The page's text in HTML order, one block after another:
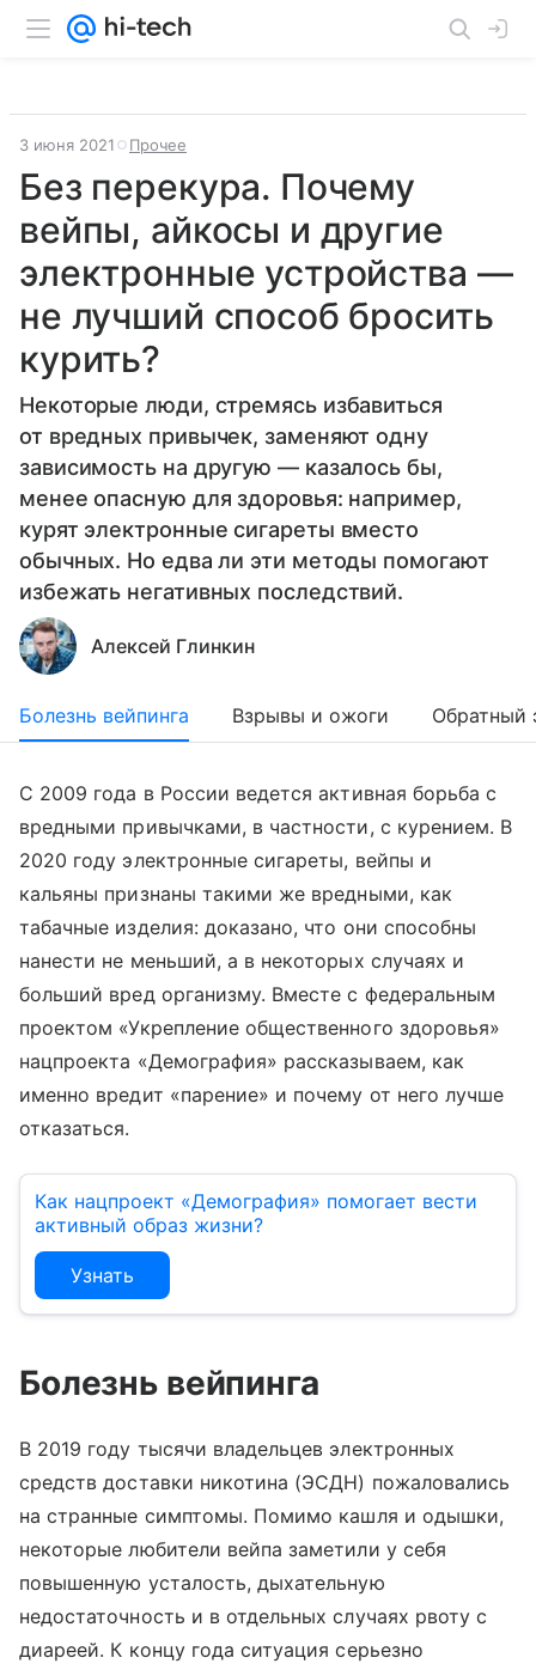
3 июня 2021 Прочее
Без перекура. Почему
вейпы, айкосы и другие
электронные устройства —
не лучший способ бросить
курить?
Некоторые люди, стремясь избавиться
от вредных привычек, заменяют одну
зависимость на другую — казалось бы,
менее опасную для здоровья: например,
курят электронные сигареты вместо
обычных. Но едва ли эти методы помогают
избежать негативных последствий.
Алексей Глинкин
Болезнь вейпинга Взрывы и ожоги Обратный
С 2009 года в России ведется активная борьба с
вредными привычками, в частности, с курением. В
2020 году электронные сигареты, вейпы и
кальяны признаны такими же вредными, как
табачные изделия: доказано, что они способны
нанести не меньший, а в некоторых случаях и
больший вред организму. Вместе с федеральным
проектом «Укрепление общественного здоровья»
нацпроекта «Демография» рассказываем, как
именно вредит «парение» и почему от него лучше
отказаться.
Как нацпроект «Демография» помогает вести
активный образ жизни?
Узнать
Болезнь вейпинга
В 2019 году тысячи владельцев электронных
средств доставки никотина (ЭСДН) пожаловались
на странные симптомы. Помимо кашля и одышки,
некоторые любители вейпа заметили у себя
повышенную усталость, дыхательную
недостаточность и в отдельных случаях рвоту с
диареей. К концу года ситуация серьезно